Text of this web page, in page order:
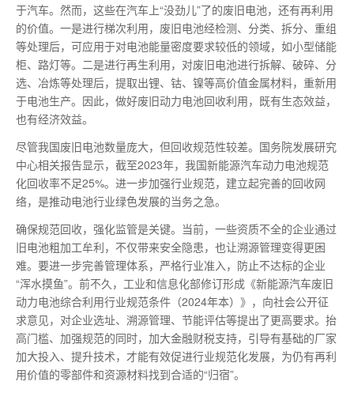
于汽车。然而，这些在汽车上“没劲儿”了的废旧电池，还有再利用
的价值。一是进行梯次利用，废旧电池经检测、分类、拆分、重组
等处理后，可应用于对电池能量密度要求较低的领域，如小型储能
柜、路灯等。二是进行再生利用，对废旧电池进行拆解、破碎、分
选、冶炼等处理后，提取出锂、钴、镍等高价值金属材料，重新用
于电池生产。因此，做好废旧动力电池回收利用，既有生态效益，
也有经济效益。
尽管我国废旧电池数量庞大，但回收规范性较差。国务院发展研究
中心相关报告显示，截至2023年，我国新能源汽车动力电池规范
化回收率不足25%。进一步加强行业规范，建立起完善的回收网
络，是推动电池行业绿色发展的当务之急。
确保规范回收，强化监管是关键。当前，一些资质不全的企业通过
旧电池粗加工牟利，不仅带来安全隐患，也让溯源管理变得更困
难。要进一步完善管理体系，严格行业准入，防止不达标的企业
“浑水摸鱼”。前不久，工业和信息化部修订形成《新能源汽车废旧
动力电池综合利用行业规范条件（2024年本）》，向社会公开征
求意见，对企业选址、溯源管理、节能评估等提出了更高要求。抬
高门槛、加强规范的同时，加大金融财税支持，引导有基础的厂家
加大投入、提升技术，才能有效促进行业规范化发展，为仍有再利
用价值的零部件和资源材料找到合适的“归宿”。